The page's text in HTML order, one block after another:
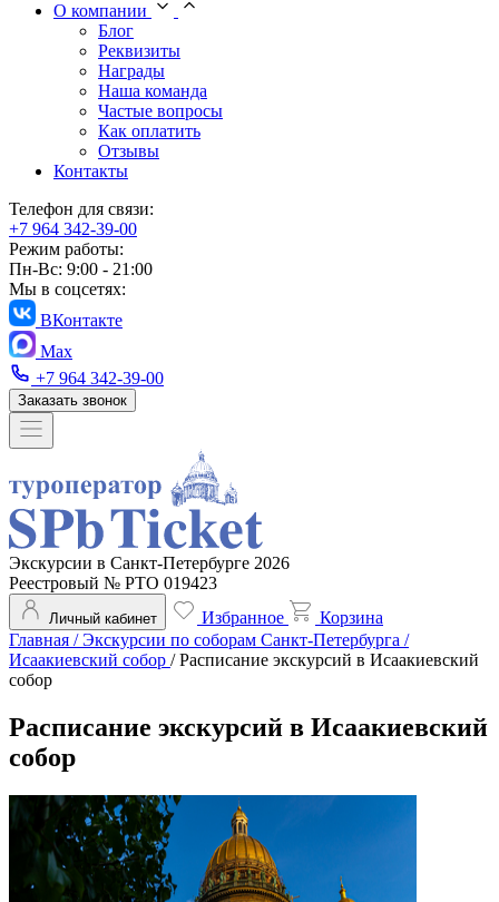
О компании
Блог
Реквизиты
Награды
Наша команда
Частые вопросы
Как оплатить
Отзывы
Контакты
Телефон для связи:
+7 964 342-39-00
Режим работы:
Пн-Вс: 9:00 - 21:00
Мы в соцсетях:
ВКонтакте
Max
+7 964 342-39-00
Заказать звонок
Экскурсии в Санкт-Петербурге 2026
Реестровый № РТО 019423
Личный кабинет Избранное
Корзина
Главная /Экскурсии по соборам Санкт-Петербурга /
Исаакиевский собор /Расписание экскурсий в Исаакиевский
собор
Расписание экскурсий в Исаакиевский
собор